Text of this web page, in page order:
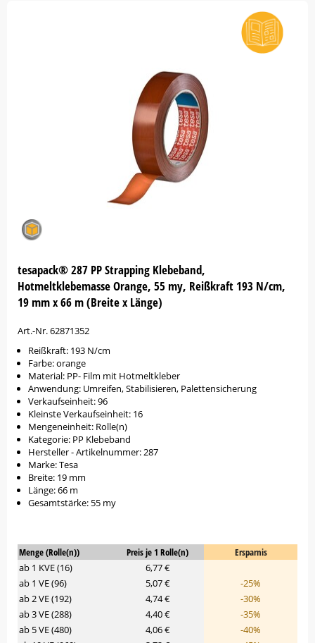
tesapack® 287 PP Strapping Klebeband,
Hotmeltklebemasse Orange, 55 my, Reißkraft 193 N/cm,
19 mm x 66 m (Breite x Länge)
Art.-Nr. 62871352
Reißkraft: 193 N/cm
Farbe: orange
Material: PP- Film mit Hotmeltkleber
Anwendung: Umreifen, Stabilisieren, Palettensicherung
Verkaufseinheit: 96
Kleinste Verkaufseinheit: 16
Mengeneinheit: Rolle(n)
Kategorie: PP Klebeband
Hersteller - Artikelnummer: 287
Marke: Tesa
Breite: 19 mm
Länge: 66 m
Gesamtstärke: 55 my
Menge (Rolle(n)) Preis je 1 Rolle(n)
Ersparnis
ab 1 KVE (16)
6,77 €
ab 1 VE (96)
5,07 €
-25%
ab 2 VE (192)
4,74 €
-30%
ab 3 VE (288)
4,40 €
-35%
ab 5 VE (480)
4,06 €
-40%